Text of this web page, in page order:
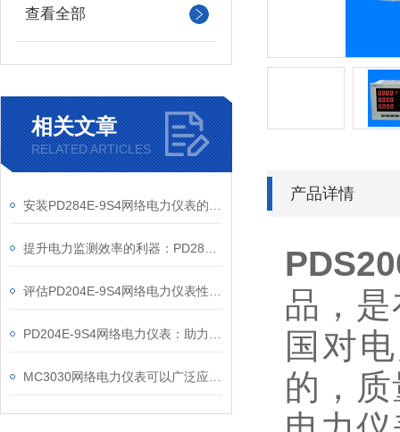
查看全部
相关文章
RELATED ARTICLES
产品详情
品，
国对
的，